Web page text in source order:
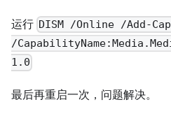
运行 DISM /Online /Add-
/
1.0
最后再重启一次，问题解决。